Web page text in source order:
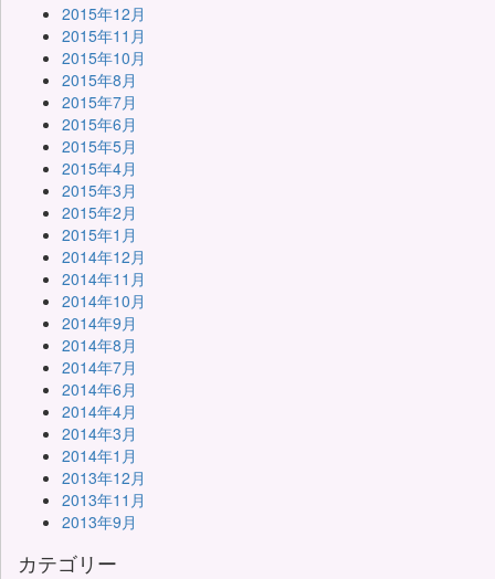
2015年12月
2015年11月
2015年10月
2015年8月
2015年7月
2015年6月
2015年5月
2015年4月
2015年3月
2015年2月
2015年1月
2014年12月
2014年11月
2014年10月
2014年9月
2014年8月
2014年7月
2014年6月
2014年4月
2014年3月
2014年1月
2013年12月
2013年11月
2013年9月
カテゴリー